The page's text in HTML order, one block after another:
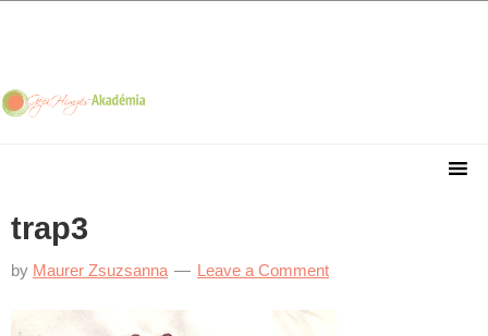
navigation
content
sidebar
trap3
by Maurer Zsuzsanna Leave a Comment